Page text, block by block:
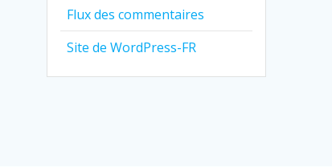
Flux des commentaires
Site de WordPress-FR